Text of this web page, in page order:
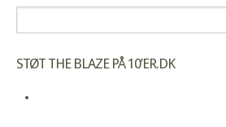
STØT THE BLAZE PÅ 10’ER.DK